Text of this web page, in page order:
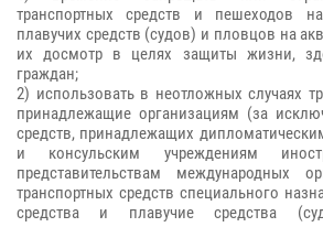
транспортных средств и пешеходов
плавучих средств (судов) и пловцов на
их досмотр в целях защиты жизни,
граждан;
2) использовать в неотложных случаях
принадлежащие организациям (за
средств, принадлежащих
и консульским учреждениям
представительствам международных
транспортных средств специального
средства и плавучие средства